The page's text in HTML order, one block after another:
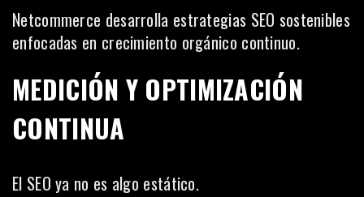
Netcommerce desarrolla estrategias SEO sostenibles
enfocadas en crecimiento orgánico continuo.
MEDICIÓN Y OPTIMIZACIÓN
CONTINUA
El SEO ya no es algo estático.